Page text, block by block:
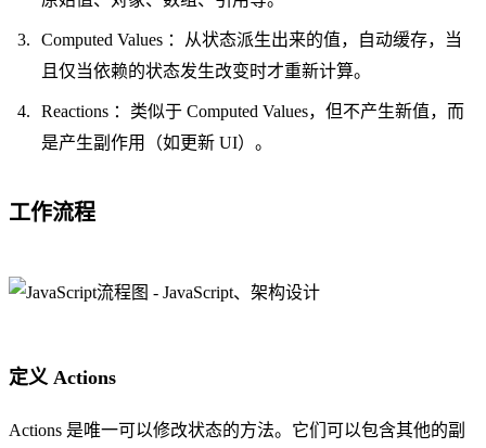
Computed Values ：从状态派生出来的值，自动缓存，当
且仅当依赖的状态发生改变时才重新计算。
Reactions ：类似于 Computed Values，但不产生新值，而
是产生副作用（如更新 UI）。
工作流程
定义 Actions
Actions 是唯一可以修改状态的方法。它们可以包含其他的副